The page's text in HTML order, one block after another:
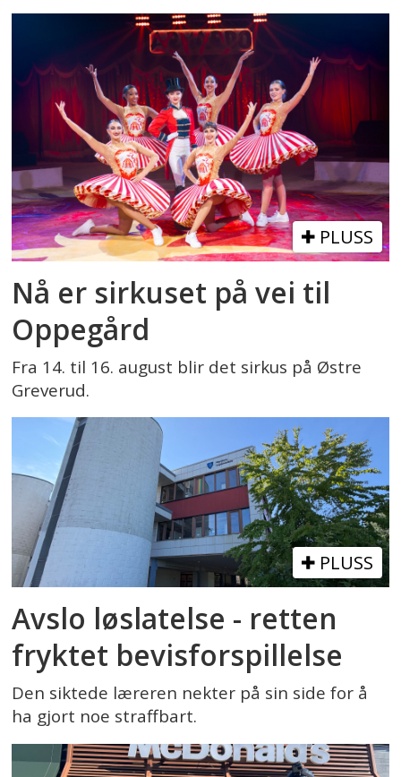
PLUSS
Nå er sirkuset på vei til
Oppegård
Fra 14. til 16. august blir det sirkus på Østre
Greverud.
PLUSS
Avslo løslatelse - retten
fryktet bevisforspillelse
Den siktede læreren nekter på sin side for å
ha gjort noe straffbart.